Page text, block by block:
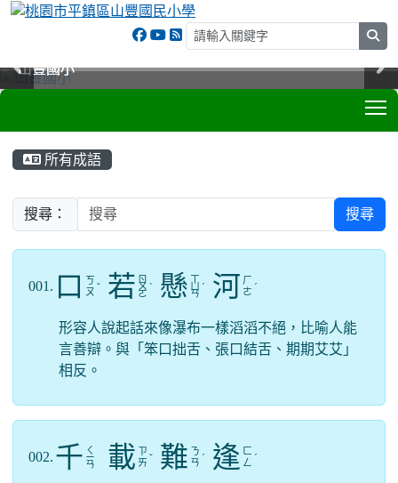
山豐國小
山豐國小
山豐國小
山豐國小
所有成語
搜尋： 搜尋
001. 口
ㄎ
ㄡ ˇ 若 ㄖ
ㄨ
ㄛ
ˋ 懸 ㄩ
ㄢ
ˊ 河 ㄏ
ㄜ ˊ
形容人說起話來像瀑布一樣滔滔不絕，比喻人能
言善辯。與「笨口拙舌、張口結舌、期期艾艾」
相反。
002. 千 ㄑ
ㄧ
ㄢ 載
ㄗ
ㄞ ˇ 難 ㄋ
ㄢ ˊ 逢 ㄈ
ㄥ
ˊ